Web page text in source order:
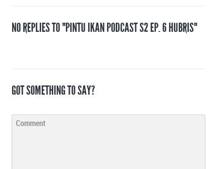
NO REPLIES TO "PINTU IKAN PODCAST S2 EP. 6 HUBRIS"
GOT SOMETHING TO SAY?